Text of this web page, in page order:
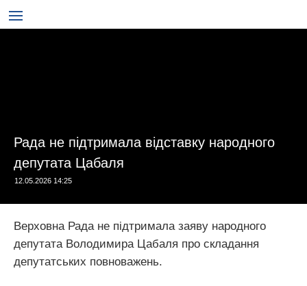
Рада не підтримала відставку народного
депутата Цабаля
12.05.2026 14:25
Верховна Рада не підтримала заяву народного
депутата Володимира Цабаля про складання
депутатських повноважень.